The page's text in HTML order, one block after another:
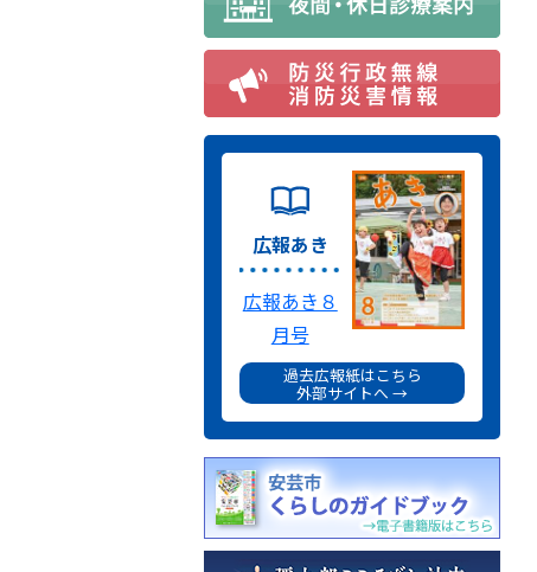
広報あき
広報あき８
月号
過去広報紙はこちら
外部サイトへ →